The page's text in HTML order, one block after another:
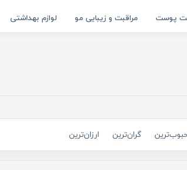
پوست مراقبت و زیبایی مو لوازم بهداشتی
گران‌ترین ارزان‌ترین